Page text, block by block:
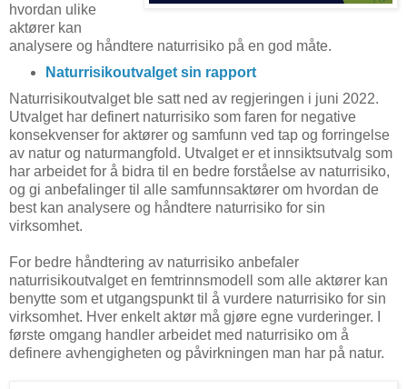
hvordan ulike
aktører kan
analysere og håndtere naturrisiko på en god måte.
Naturrisikoutvalget sin rapport
Naturrisikoutvalget ble satt ned av regjeringen i juni 2022.
Utvalget har definert naturrisiko som faren for negative
konsekvenser for aktører og samfunn ved tap og forringelse
av natur og naturmangfold. Utvalget er et innsiktsutvalg som
har arbeidet for å bidra til en bedre forståelse av naturrisiko,
og gi anbefalinger til alle samfunnsaktører om hvordan de
best kan analysere og håndtere naturrisiko for sin
virksomhet.
For bedre håndtering av naturrisiko anbefaler
naturrisikoutvalget en femtrinnsmodell som alle aktører kan
benytte som et utgangspunkt til å vurdere naturrisiko for sin
virksomhet. Hver enkelt aktør må gjøre egne vurderinger. I
første omgang handler arbeidet med naturrisiko om å
definere avhengigheten og påvirkningen man har på natur.